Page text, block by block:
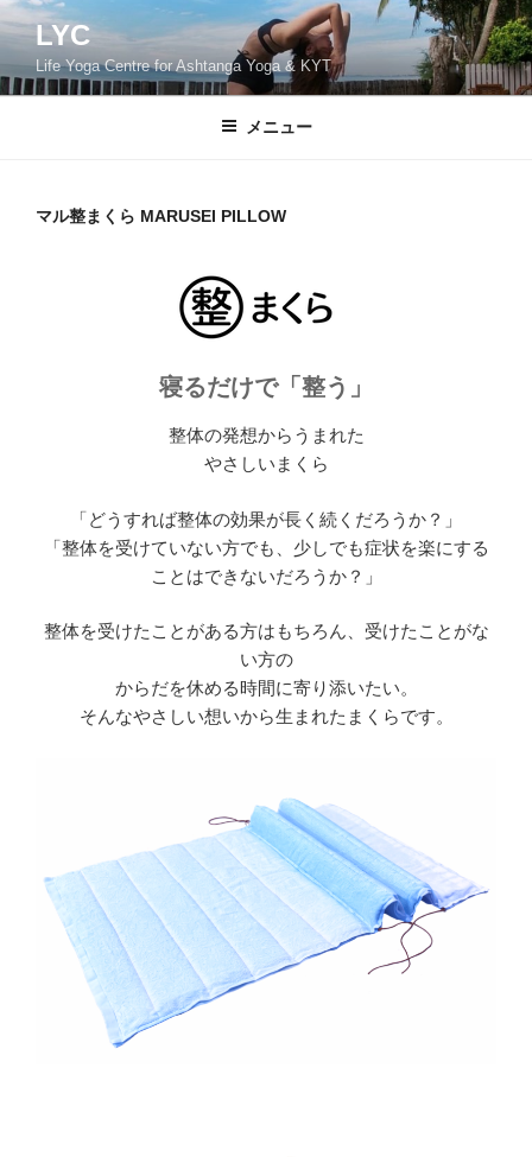
ン
LYC
Life Yoga Centre for Ashtanga Yoga & KYT
メニュー
マル整まくら MARUSEI PILLOW
寝るだけで「整う」
整体の発想からうまれた
やさしいまくら
「どうすれば整体の効果が長く続くだろうか？」
「整体を受けていない方でも、少しでも症状を楽にする
ことはできないだろうか？」
整体を受けたことがある方はもちろん、受けたことがな
い方の
からだを休める時間に寄り添いたい。
そんなやさしい想いから生まれたまくらです。